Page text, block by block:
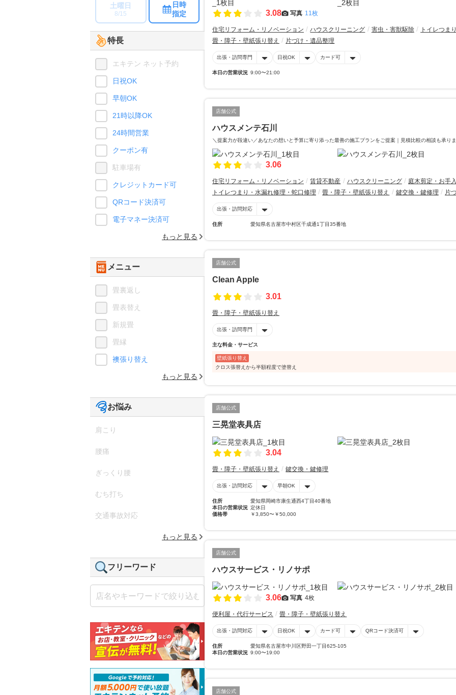
3.08 写真 11枚
住宅リフォーム・リノベーション ハウスクリーニング 害虫・害獣駆除
トイレつま
畳・障子・壁紙張り替え
片づけ・遺品整理
出張・訪問専門 日祝OK カード可
本日の営業状況 9:00〜21:00
店舗公式
ハウスメンテ石川
＼提案力が段違い／あなたの想いと予算に寄り添った最善の施工プランをご提案｜見積比較の相談も承りま
3.06
住宅リフォーム・リノベーション 賃貸不動産 ハウスクリーニング 庭木剪定・お手
トイレつまり・水漏れ修理・蛇口修理
畳・障子・壁紙張り替え 鍵交換・鍵修理 片
出張・訪問対応
住所 愛知県名古屋市中村区千成通1丁目35番地
店舗公式
Clean Apple
3.01
畳・障子・壁紙張り替え
出張・訪問専門
主な料金・サービス
壁紙張り替え
クロス張替えから半額程度で塗替え
店舗公式
三晃堂表具店
3.04
畳・障子・壁紙張り替え 鍵交換・鍵修理
出張・訪問対応 早朝OK
住所
愛知県岡崎市康生通西4丁目40番地
本日の営業状況 定休日
価格帯
￥3,850〜￥50,000
店舗公式
ハウスサービス・リノサポ
3.06 写真 4枚
便利屋・代行サービス 畳・障子・壁紙張り替え
出張・訪問対応 日祝OK カード可 QRコード決済可
住所
愛知県名古屋市中川区野田一丁目625-105
本日の営業状況 9:00〜19:00
店舗公式
土曜日
8/15
日時
指定
特長
エキテン ネット予約
日祝OK
早朝OK
21時以降OK
24時間営業
クーポン有
駐車場有
クレジットカード可
QRコード決済可
電子マネー決済可
もっと見る
メニュー
畳裏返し
畳表替え
新規畳
畳縁
襖張り替え
もっと見る
お悩み
肩こり
腰痛
ぎっくり腰
むち打ち
交通事故対応
もっと見る
フリーワード